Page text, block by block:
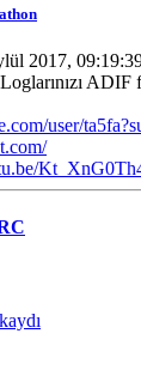
2017,
ADIF
user/